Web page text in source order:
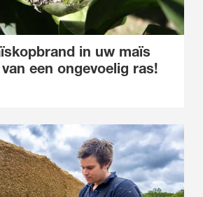
in uw maïs
een ongevoelig ras!